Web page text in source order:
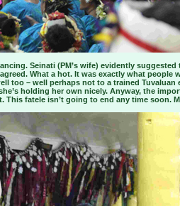
Seinati (PM’s wife) evidently
What a hot. It was exactly what people
too – well perhaps not to a trained Tuvaluan
holding her own nicely. Anyway, the
This fatele isn’t going to end any time soon.